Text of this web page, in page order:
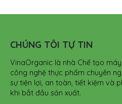
CHÚNG TÔI TỰ TIN
VinaOrganic là nhà Chế tạo
công nghệ thực phẩm chuyên
sự tiện lợi, an toàn, tiết kiệm và
khi bắt đầu sản xuất.